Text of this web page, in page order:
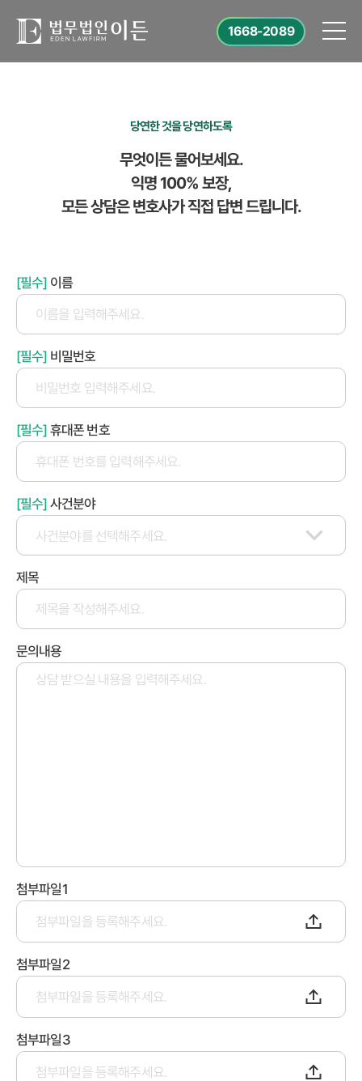
1668-2089
당연한 것을 당연하도록
무엇이든 물어보세요.
익명 100% 보장,
모든 상담은 변호사가 직접 답변 드립니다.
[필수] 이름
[필수] 비밀번호
[필수] 휴대폰 번호
[필수] 사건분야
제목
문의내용
첨부파일1
첨부파일2
첨부파일3